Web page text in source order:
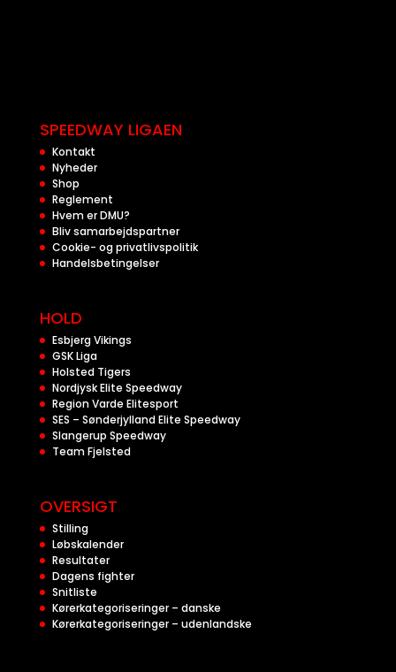
SPEEDWAY LIGAEN
Kontakt
Nyheder
Shop
Reglement
Hvem er DMU?
Bliv samarbejdspartner
Cookie- og privatlivspolitik
Handelsbetingelser
HOLD
Esbjerg Vikings
GSK Liga
Holsted Tigers
Nordjysk Elite Speedway
Region Varde Elitesport
SES – Sønderjylland Elite Speedway
Slangerup Speedway
Team Fjelsted
OVERSIGT
Stilling
Løbskalender
Resultater
Dagens fighter
Snitliste
Kørerkategoriseringer – danske
Kørerkategoriseringer – udenlandske